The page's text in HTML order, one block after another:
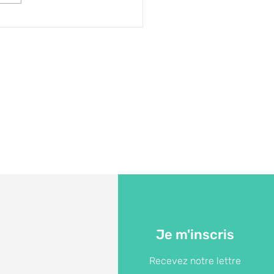
Je m'inscris
Recevez notre lettre